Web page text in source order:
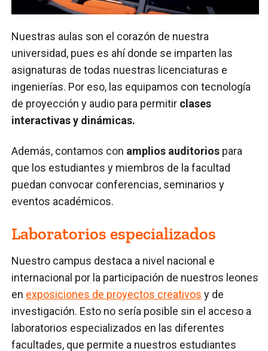
Nuestras aulas son el corazón de nuestra
universidad, pues es ahí donde se imparten las
asignaturas de todas nuestras licenciaturas e
ingenierías. Por eso, las equipamos con tecnología
de proyección y audio para permitir clases
interactivas y dinámicas.
Además, contamos con amplios auditorios para
que los estudiantes y miembros de la facultad
puedan convocar conferencias, seminarios y
eventos académicos.
Laboratorios especializados
Nuestro campus destaca a nivel nacional e
internacional por la participación de nuestros leones
en exposiciones de proyectos creativos y de
investigación. Esto no sería posible sin el acceso a
laboratorios especializados en las diferentes
facultades, que permite a nuestros estudiantes